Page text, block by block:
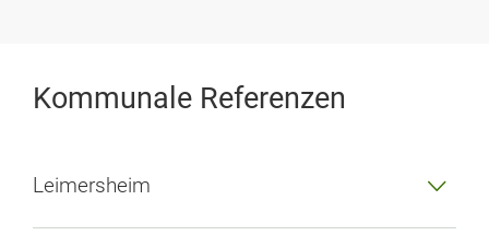
Kommunale Referenzen
Leimersheim